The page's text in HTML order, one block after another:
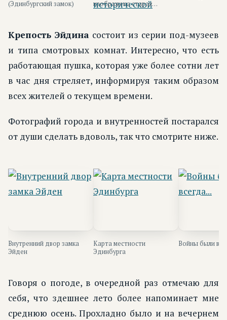
(Эдинбургский замок)
изображена старая
каменная стена с окнами,
Крепость Эйдина состоит из серии под-музеев
и типа смотровых комнат. Интересно, что есть
работающая пушка, которая уже более сотни лет
в час дня стреляет, информируя таким образом
всех жителей о текущем времени.
Фотографий города и внутренностей постарался
от души сделать вдоволь, так что смотрите ниже.
Внутренний двор замка
Эйден
Карта местности
Эдинбурга
Войны были
Говоря о погоде, в очередной раз отмечаю для
себя, что здешнее лето более напоминает мне
среднюю осень. Прохладно было и на вечернем